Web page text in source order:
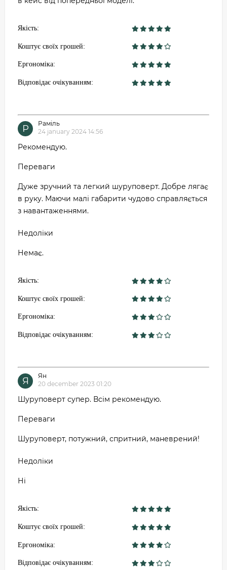
Якість:
Коштує своїх грошей:
Ергономіка:
Відповідає очікуванням:
Р
Раміль
24 january 2024 14:56
Рекомендую.
Переваги
Дуже зручний та легкий шуруповерт. Добре лягає
в руку. Маючи малі габарити чудово справляється
з навантаженнями.
Недоліки
Немає.
Якість:
Коштує своїх грошей:
Ергономіка:
Відповідає очікуванням:
Я
Ян
20 december 2023 01:20
Шуруповерт супер. Всім рекомендую.
Переваги
Шуруповерт, потужний, спритний, маневрений!
Недоліки
Ні
Якість:
Коштує своїх грошей:
Ергономіка:
Відповідає очікуванням: